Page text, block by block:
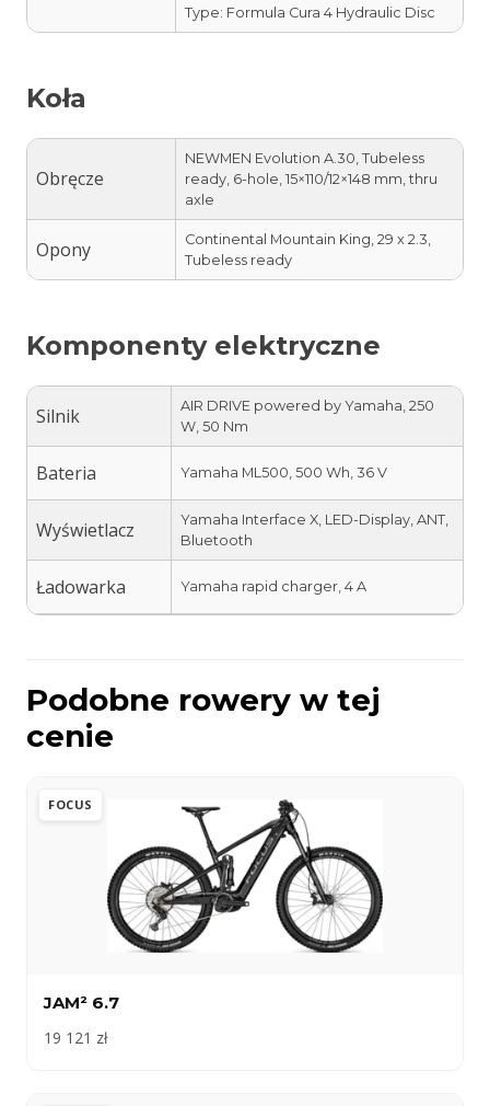
Type: Formula Cura 4 Hydraulic Disc
Koła
Obręcze
NEWMEN Evolution A.30, Tubeless
ready, 6-hole, 15×110/12×148 mm, thru
axle
Opony
Continental Mountain King, 29 x 2.3,
Tubeless ready
Komponenty elektryczne
Silnik
AIR DRIVE powered by Yamaha, 250
W, 50 Nm
Bateria Yamaha ML500, 500 Wh, 36 V
Wyświetlacz
Yamaha Interface X, LED-Display, ANT,
Bluetooth
Ładowarka Yamaha rapid charger, 4 A
Podobne rowery w tej
cenie
FOCUS
JAM² 6.7
19 121 zł